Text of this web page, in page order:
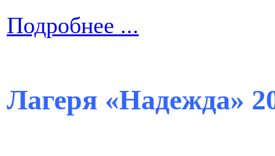
Подробнее ...
Лагеря «Надежда»